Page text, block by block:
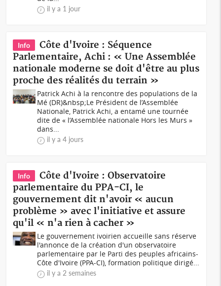
il y a 1 jour
Info
Côte d'Ivoire : Séquence
Parlementaire, Achi : « Une Assemblée
nationale moderne se doit d'être au plus
proche des réalités du terrain »
Patrick Achi à la rencontre des populations de la
Mé (DR)&nbsp;Le Président de l’Assemblée
Nationale, Patrick Achi, a entamé une tournée
dite de « l’Assemblée nationale Hors les Murs »
dans...
il y a 4 jours
Info
Côte d'Ivoire : Observatoire
parlementaire du PPA-CI, le
gouvernement dit n'avoir « aucun
problème » avec l'initiative et assure
qu'il « n'a rien à cacher »
Le gouvernement ivoirien accueille sans réserve
l'annonce de la création d'un observatoire
parlementaire par le Parti des peuples africains-
Côte d'Ivoire (PPA-CI), formation politique dirigé...
il y a 2 semaines